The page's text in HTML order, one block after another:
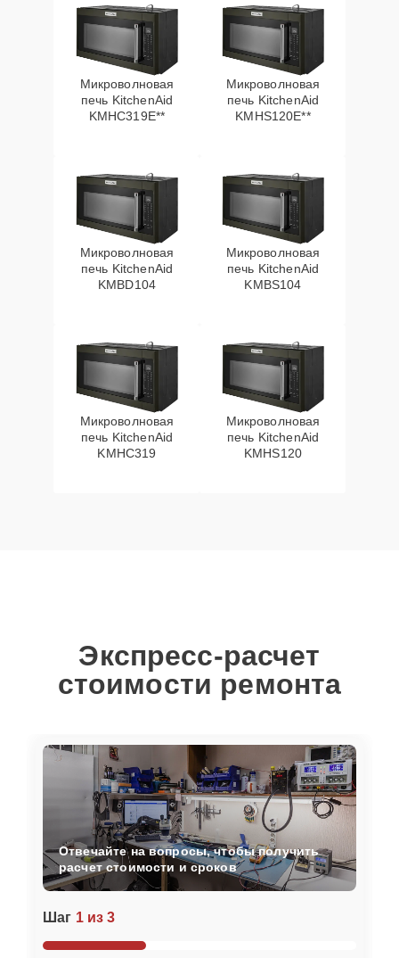
Микроволновая
печь KitchenAid
KMHC319E**
Микроволновая
печь KitchenAid
KMHS120E**
Микроволновая
печь KitchenAid
KMBD104
Микроволновая
печь KitchenAid
KMBS104
Микроволновая
печь KitchenAid
KMHC319
Микроволновая
печь KitchenAid
KMHS120
Экспресс-расчет
стоимости ремонта
Шаг 1 из 3
Отвечайте на вопросы, чтобы получить
расчет стоимости и сроков